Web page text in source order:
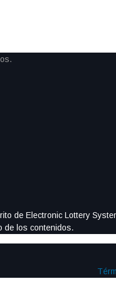
de Electronic Lottery
de los contenidos.